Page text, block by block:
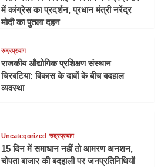
में कांग्रेस का प्रदर्शन, प्रधान मंत्री नरेंद्र
मोदी का पुतला दहन
रुद्रप्रयाग
राजकीय औद्योगिक प्रशिक्षण संस्थान
चिरबटिया: विकास के दावों के बीच बदहाल
व्यवस्था
Uncategorized रुद्रप्रयाग
15 दिन में समाधान नहीं तो आमरण अनशन,
चोपता बाजार की बदहाली पर जनप्रतिनिधियों